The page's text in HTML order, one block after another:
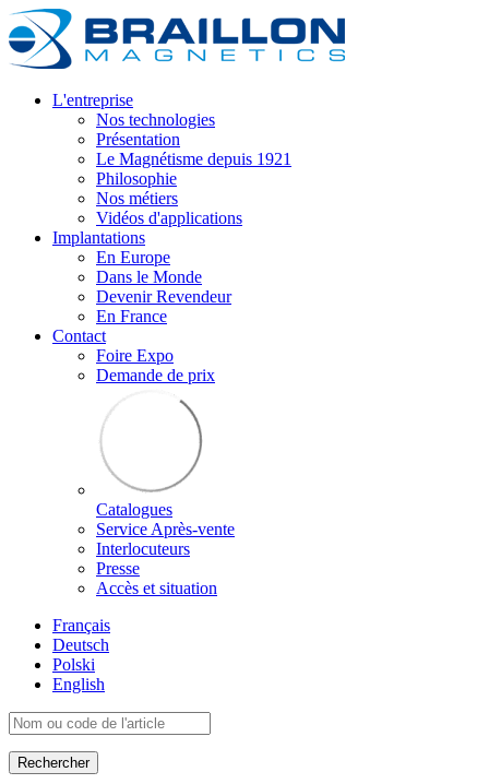
L'entreprise
Nos technologies
Présentation
Le Magnétisme depuis 1921
Philosophie
Nos métiers
Vidéos d'applications
Implantations
En Europe
Dans le Monde
Devenir Revendeur
En France
Contact
Foire Expo
Demande de prix
Catalogues
Service Après-vente
Interlocuteurs
Presse
Accès et situation
Français
Deutsch
Polski
English